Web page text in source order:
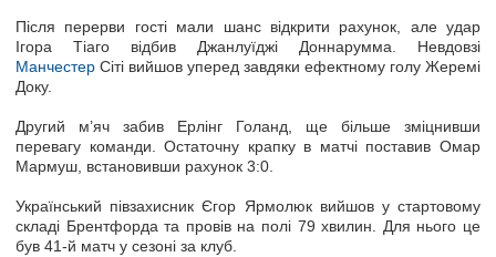
Після перерви гості мали шанс відкрити рахунок, але удар
Ігора Тіаго відбив Джанлуїджі Доннарумма. Невдовзі
Манчестер Сіті вийшов уперед завдяки ефектному голу Жеремі
Доку.
Другий м’яч забив Ерлінг Голанд, ще більше зміцнивши
перевагу команди. Остаточну крапку в матчі поставив Омар
Мармуш, встановивши рахунок 3:0.
Український півзахисник Єгор Ярмолюк вийшов у стартовому
складі Брентфорда та провів на полі 79 хвилин. Для нього це
був 41-й матч у сезоні за клуб.